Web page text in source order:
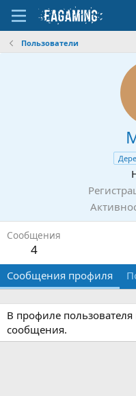
Пользователи
Сообщения
4
Сообщения профиля
В профиле
сообщения.